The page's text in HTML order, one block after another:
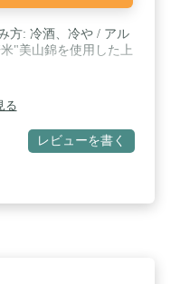
方: 冷酒、冷や / アル
"美山錦を使用した上
る
レビューを書く